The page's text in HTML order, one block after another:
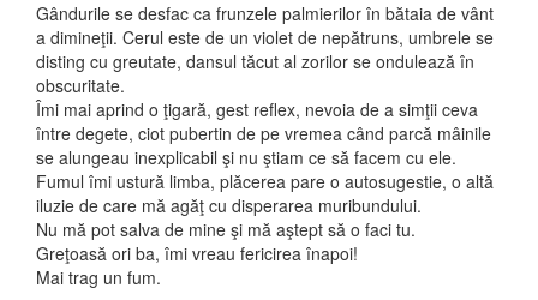
Gândurile se desfac ca frunzele palmierilor în bătaia de vânt
a dimineţii. Cerul este de un violet de nepătruns, umbrele se
disting cu greutate, dansul tăcut al zorilor se ondulează în
obscuritate.
Îmi mai aprind o ţigară, gest reflex, nevoia de a simţii ceva
între degete, ciot pubertin de pe vremea când parcă mâinile
se alungeau inexplicabil şi nu ştiam ce să facem cu ele.
Fumul îmi ustură limba, plăcerea pare o autosugestie, o altă
iluzie de care mă agăţ cu disperarea muribundului.
Nu mă pot salva de mine şi mă aştept să o faci tu.
Greţoasă ori ba, îmi vreau fericirea înapoi!
Mai trag un fum.